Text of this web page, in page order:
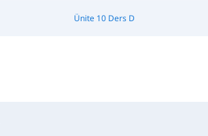
Ünite 10 Ders D